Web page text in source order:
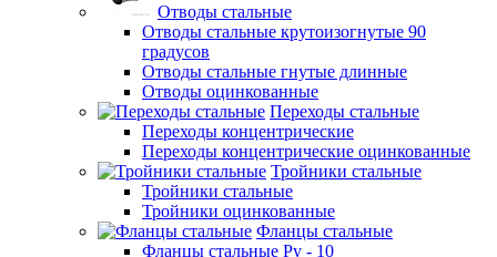
Отводы стальные
Отводы стальные крутоизогнутые 90
градусов
Отводы стальные гнутые длинные
Отводы оцинкованные
Переходы стальные
Переходы концентрические
Переходы концентрические оцинкованные
Тройники стальные
Тройники стальные
Тройники оцинкованные
Фланцы стальные
Фланцы стальные Ру - 10